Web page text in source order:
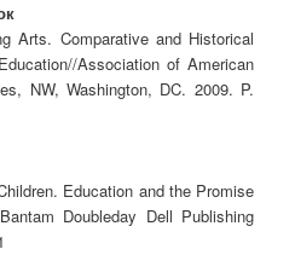
Arts. Comparative and Historical
Association of American
NW, Washington, DC. 2009. P.
Education and the Promise
Doubleday Dell Publishing